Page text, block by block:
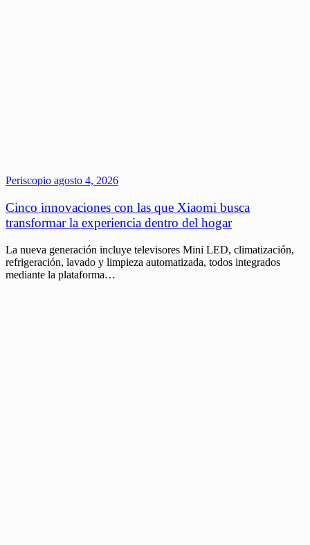
Periscopio agosto 4, 2026
Cinco innovaciones con las que Xiaomi busca
transformar la experiencia dentro del hogar
La nueva generación incluye televisores Mini LED, climatización,
refrigeración, lavado y limpieza automatizada, todos integrados
mediante la plataforma…